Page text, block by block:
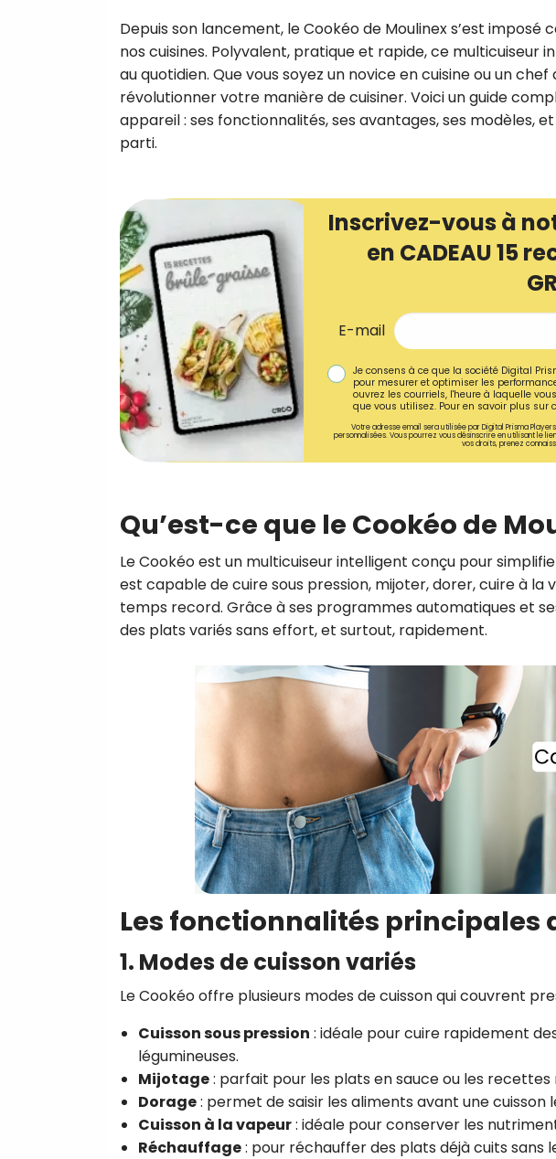
Depuis son lancement, le Cookéo de Moulinex s’est
nos cuisines. Polyvalent, pratique et rapide, ce
au quotidien. Que vous soyez un novice en cuisine ou un
révolutionner votre manière de cuisiner. Voici un guide
appareil : ses fonctionnalités, ses avantages, ses modèles,
parti.
Inscrivez-vous à
en CADEAU 15
E-mail
Je consens à ce que la société Digital
pour mesurer et optimiser les
ouvrez les courriels, l'heure à laquelle
que vous utilisez. Pour en savoir plus sur
Votre adresse email sera utilisée par Digital Prisma
personnalisées. Vous pourrez vous désinscrire en utilisant le
vos droits, prenez
Qu’est-ce que le Cookéo de
Le Cookéo est un multicuiseur intelligent conçu pour
est capable de cuire sous pression, mijoter, dorer, cuire à
temps record. Grâce à ses programmes automatiques et
des plats variés sans effort, et surtout, rapidement.
Les fonctionnalités principales
1. Modes de cuisson variés
Le Cookéo offre plusieurs modes de cuisson qui couvrent
Cuisson sous pression : idéale pour cuire rapidement
légumineuses.
Mijotage: parfait pour les plats en sauce ou les
Dorage: permet de saisir les aliments avant une cuisson
Cuisson à la vapeur: idéale pour conserver les
Réchauffage: pour réchauffer des plats déjà cuits sans